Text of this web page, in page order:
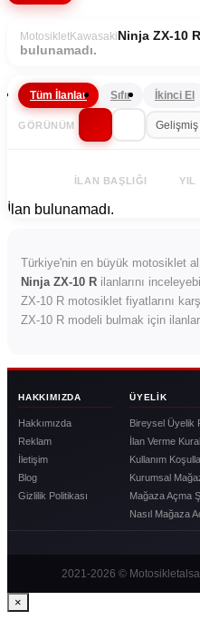
MotosikletKawasaki Ninja ZX-10 R
bulunamadı.
Tüm İlanlar Sıfır İkinci El
GÖRÜNÜM
İLAN BAŞLIĞI YIL
İlan bulunamadı.
Türkiye'nin en büyük motosiklet
Ninja ZX-10 R ilanlarını
ZX-10 R motosiklet fiyatlarını
ZX-10 R modeli bulmak için
HAKKIMIZDA
Hakkımızda
Reklam
İletişim
Blog
Gizlilik Politikası
ÜYELIK
Bireysel Üyelik
İlan Verme
Kullanım
Kurumsal
Mağaza Açma
Nasıl Mağaza
2021-2026 ©
×